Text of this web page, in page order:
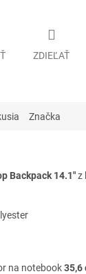
ZDIEĽAŤ
Značka
Backpack 14.1"z
na notebook35,6